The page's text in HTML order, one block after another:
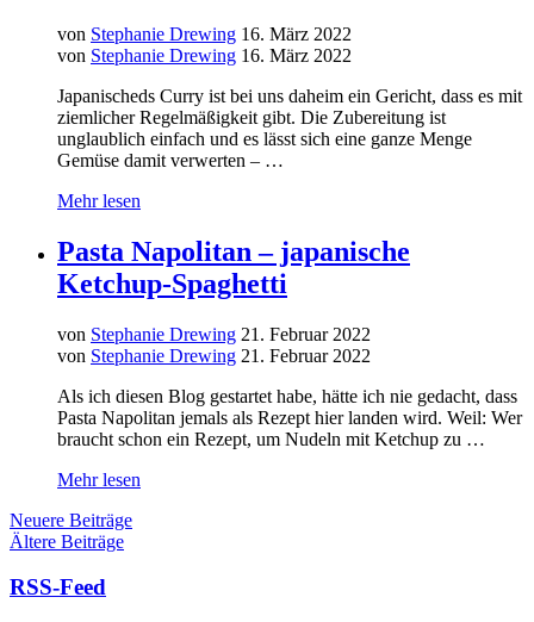
von Stephanie Drewing 16. März 2022
von Stephanie Drewing 16. März 2022
Japanischeds Curry ist bei uns daheim ein Gericht, dass es mit
ziemlicher Regelmäßigkeit gibt. Die Zubereitung ist
unglaublich einfach und es lässt sich eine ganze Menge
Gemüse damit verwerten – …
Mehr lesen
Pasta Napolitan – japanische
Ketchup-Spaghetti
von Stephanie Drewing 21. Februar 2022
von Stephanie Drewing 21. Februar 2022
Als ich diesen Blog gestartet habe, hätte ich nie gedacht, dass
Pasta Napolitan jemals als Rezept hier landen wird. Weil: Wer
braucht schon ein Rezept, um Nudeln mit Ketchup zu …
Mehr lesen
Neuere Beiträge
Ältere Beiträge
RSS-Feed